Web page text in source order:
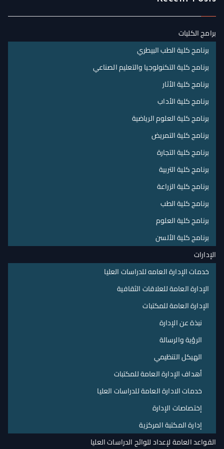
برامج الكليات
برنامج كلية الطب البيطري
برنامج كلية التكنولوجيا والتعليم الصناعي
برنامج كلية الأثار
برنامج كلية الأداب
برنامج كلية العلوم الرياضية
برنامج كلية التمريض
برنامج كلية التجارة
برنامج كلية التربية
برنامج كلية الزراعة
برنامج كلية الطب
برنامج كلية العلوم
برنامج كلية الألسن
الإدارات
خدمات الإدارة العامه للدراسات العليا
الإدارة العامة للعلاقات الثقافية
الإدارة العامة للمكتبات
نبذة عن الإدارة
الرؤية والرسالة
الهيكل التنظيمي
أهداف الإدارة العامة للمكتبات
خدمات الادارة العامة للدراسات العليا
إختصاصات الإدارة
إدارة المكتبة المركزية
القواعد العامة لإعداد للوائح الدراسات العليا